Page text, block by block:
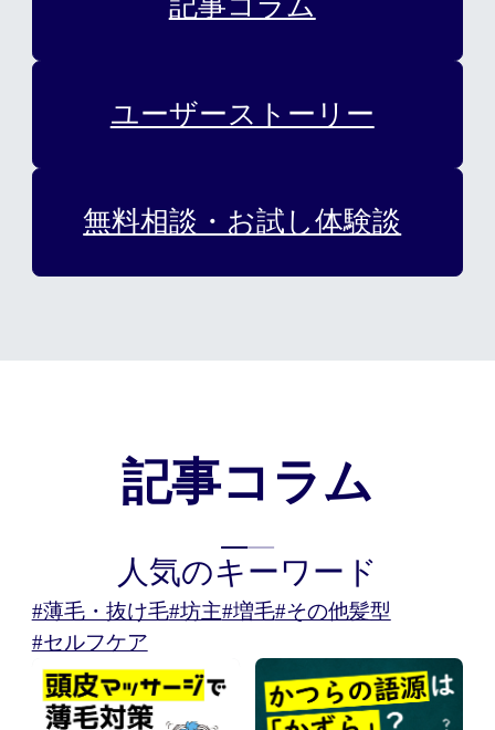
カット/ケア/コーティング・サービス
髪の悩みから探す
料金プラン
スヴェンソンのこだわり
店舗一覧 Q&A 資料請求
記事コラム
ユーザーストーリー
無料相談・お試し体験談
記事コラム
人気のキーワード
#薄毛・抜け毛#坊主#増毛#その他髪型
#セルフケア